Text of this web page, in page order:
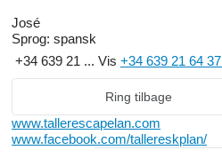
José
Sprog: spansk
+34 639 21 ... Vis +34 639 21 64 37
Ring tilbage
www.tallerescapelan.com
www.facebook.com/tallereskplan/